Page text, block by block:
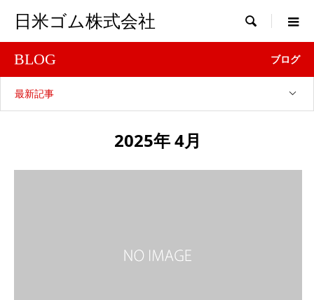
日米ゴム株式会社 
BLOG ブログ
最新記事
2025年 4月